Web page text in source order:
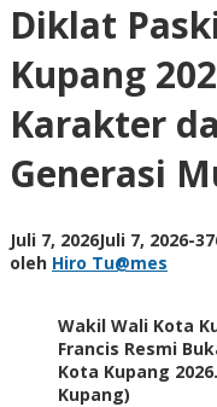
Diklat
Kupang
Karakter
Generasi
Juli 7, 2026Juli 7, 2026-
oleh Hiro Tu@mes
Wakil Wali Kota
Francis Resmi
Kota Kupang
Kupang)